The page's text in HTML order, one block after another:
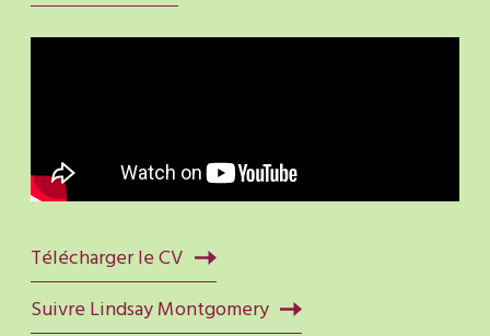
Télécharger le CV
Suivre Lindsay Montgomery